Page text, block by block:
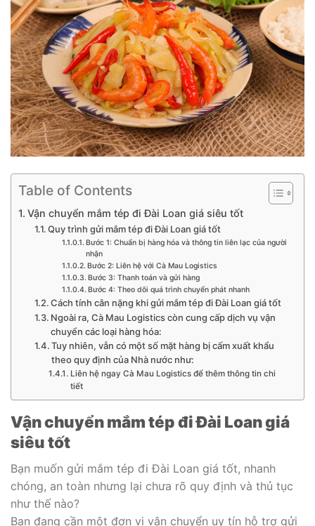
Table of Contents
Vận chuyển mắm tép đi Đài Loan giá siêu tốt
Quy trình gửi mắm tép đi Đài Loan giá tốt
Bước 1: Chuẩn bị hàng hóa và thông tin liên lạc của người
nhận
Bước 2: Liên hệ với Cà Mau Logistics
Bước 3: Thanh toán và gửi hàng
Bước 4: Theo dõi quá trình chuyển phát nhanh
Cách tính cân nặng khi gửi mắm tép đi Đài Loan giá tốt
Ngoài ra, Cà Mau Logistics còn cung cấp dịch vụ vận
chuyển các loại hàng hóa:
Tuy nhiên, vẫn có một số mặt hàng bị cấm xuất khẩu
theo quy định của Nhà nước như:
Liên hệ ngay Cà Mau Logistics để thêm thông tin chi
tiết
Vận chuyển mắm tép đi Đài Loan giá
siêu tốt
Bạn muốn gửi mắm tép đi Đài Loan giá tốt, nhanh
chóng, an toàn nhưng lại chưa rõ quy định và thủ tục
như thế nào?
Bạn đang cần một đơn vị vận chuyển uy tín hỗ trợ gửi